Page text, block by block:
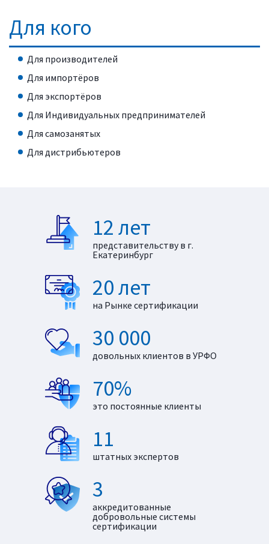
Для кого
Для производителей
Для импортёров
Для экспортёров
Для Индивидуальных предпринимателей
Для самозанятых
Для дистрибьютеров
12 лет
представительству в г.
Екатеринбург
20 лет
на Рынке сертификации
30 000
довольных клиентов в УРФО
70%
это постоянные клиенты
11
штатных экспертов
3
аккредитованные
добровольные системы
сертификации